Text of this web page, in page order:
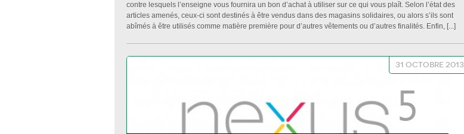
contre lesquels l’enseigne vous fournira un bon d’achat à utiliser sur ce qui vous plaît. Selon l’état des
articles amenés, ceux-ci sont destinés à être vendus dans des magasins solidaires, ou alors s’ils sont
abîmés à être utilisés comme matière première pour d’autres vêtements ou d’autres finalités. Enfin, [...]
31 octobre 2013